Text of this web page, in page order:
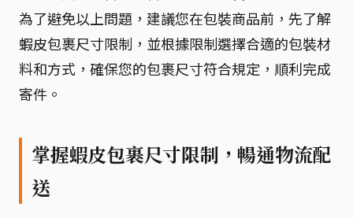
為了避免以上問題，建議您在包裝商品前，先了解
蝦皮包裹尺寸限制，並根據限制選擇合適的包裝材
料和方式，確保您的包裹尺寸符合規定，順利完成
寄件。
掌握蝦皮包裹尺寸限制，暢通物流配
送